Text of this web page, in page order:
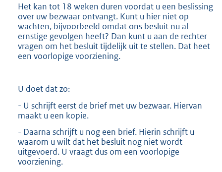
Het kan tot 18 weken duren voordat u een beslissing
over uw bezwaar ontvangt. Kunt u hier niet op
wachten, bijvoorbeeld omdat ons besluit nu al
ernstige gevolgen heeft? Dan kunt u aan de rechter
vragen om het besluit tijdelijk uit te stellen. Dat heet
een voorlopige voorziening.
U doet dat zo:
- U schrijft eerst de brief met uw bezwaar. Hiervan
maakt u een kopie.
- Daarna schrijft u nog een brief. Hierin schrijft u
waarom u wilt dat het besluit nog niet wordt
uitgevoerd. U vraagt dus om een voorlopige
voorziening.